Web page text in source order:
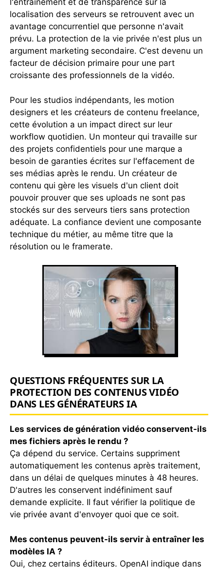
l'entraînement et de transparence sur la
localisation des serveurs se retrouvent avec un
avantage concurrentiel que personne n'avait
prévu. La protection de la vie privée n'est plus un
argument marketing secondaire. C'est devenu un
facteur de décision primaire pour une part
croissante des professionnels de la vidéo.
Pour les studios indépendants, les motion
designers et les créateurs de contenu freelance,
cette évolution a un impact direct sur leur
workflow quotidien. Un monteur qui travaille sur
des projets confidentiels pour une marque a
besoin de garanties écrites sur l'effacement de
ses médias après le rendu. Un créateur de
contenu qui gère les visuels d'un client doit
pouvoir prouver que ses uploads ne sont pas
stockés sur des serveurs tiers sans protection
adéquate. La confiance devient une composante
technique du métier, au même titre que la
résolution ou le framerate.
QUESTIONS FRÉQUENTES SUR LA
PROTECTION DES CONTENUS VIDÉO
DANS LES GÉNÉRATEURS IA
Les services de génération vidéo conservent-ils
mes fichiers après le rendu ?
Ça dépend du service. Certains suppriment
automatiquement les contenus après traitement,
dans un délai de quelques minutes à 48 heures.
D'autres les conservent indéfiniment sauf
demande explicite. Il faut vérifier la politique de
vie privée avant d'envoyer quoi que ce soit.
Mes contenus peuvent-ils servir à entraîner les
modèles IA ?
Oui, chez certains éditeurs. OpenAI indique dans